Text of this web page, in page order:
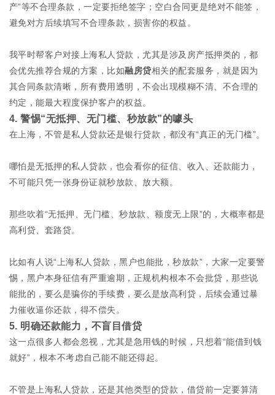
产”等不合理条款，一定要拒绝签字；空白合同更是绝对不能签，
避免对方后续填写不合理条款，损害你的权益。
我平时帮客户对接上海私人贷款，尤其是涉及房产抵押类的，都
会优先推荐合规的方案，比如融房贷相关的配套服务，就是因为
其合同条款清晰，所有费用透明，不会出现模糊不清、不合理的
约定，能最大程度保护客户的权益。
4. 警惕“无抵押、无门槛、秒放款”的噱头
在上海，不管是私人贷款还是银行贷款，都没有“真正的无门槛”。
哪怕是无抵押的私人贷款，也会看你的征信、收入、还款能力，
不可能只凭一张身份证就秒放款、放大额。
那些吹着“无抵押、无门槛、秒放款、额度无上限”的，大概率都是
高利贷、套路贷。
比如有人说“上海私人贷款，黑户也能批，秒放款”，大家一定要警
惕，黑户本身征信有严重逾期，正规机构根本不会批贷，那些说
能批的，要么是骗你的手续费，要么是放高利贷，后续会通过暴
力催收逼你还款，得不偿失。
5. 明确还款能力，不盲目借贷
这一点很多人都会忽视，尤其是急用钱的时候，只想着“能借到钱
就好”，根本不考虑自己能不能还得起。
不管是上海私人贷款，还是其他类型的贷款，借贷前一定要算清